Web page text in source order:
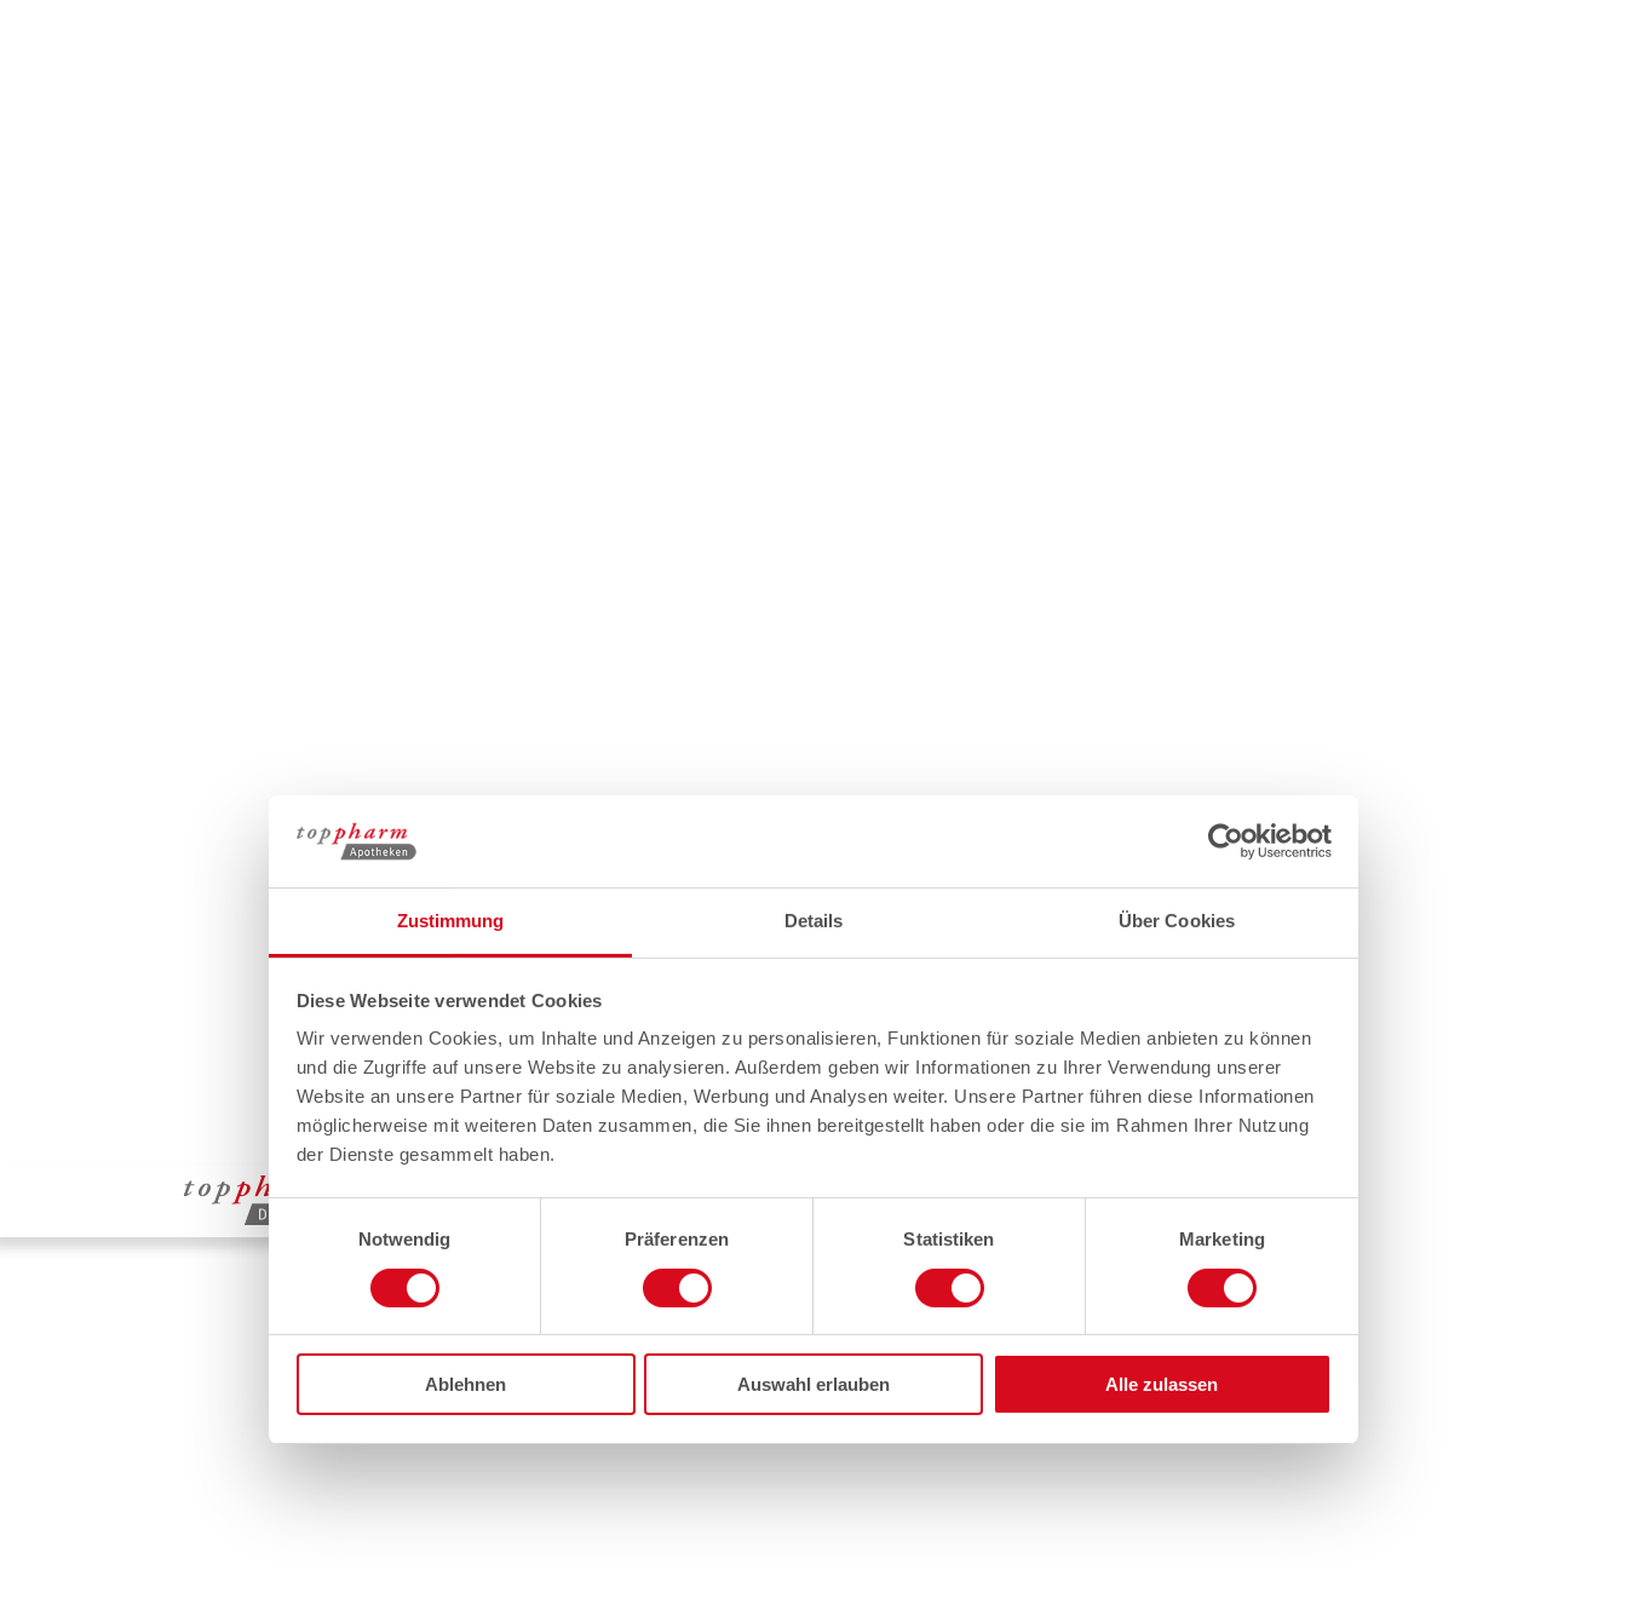
Zustimmung Details Über Cookies
Diese Webseite verwendet Cookies
Wir verwenden Cookies, um Inhalte und Anzeigen zu personalisieren, Funktionen für soziale Medien anbieten zu können
und die Zugriffe auf unsere Website zu analysieren. Außerdem geben wir Informationen zu Ihrer Verwendung unserer
Website an unsere Partner für soziale Medien, Werbung und Analysen weiter. Unsere Partner führen diese Informationen
möglicherweise mit weiteren Daten zusammen, die Sie ihnen bereitgestellt haben oder die sie im Rahmen Ihrer Nutzung
der Dienste gesammelt haben.
Einwilligungsauswahl
Notwendig
Präferenzen Statistiken Marketing
Ablehnen Auswahl erlauben Alle zulassen